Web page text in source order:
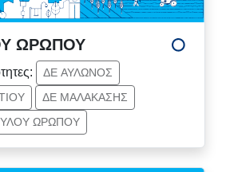
ΩΡΩΠΟΥ
ΔΕ ΑΥΛΩΝΟΣ
ΔΕ ΜΑΛΑΚΑΣΗΣ
ΩΡΩΠΟΥ